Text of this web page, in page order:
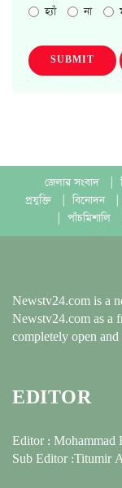
হ্যাঁ না
SUBMIT
জেলার সংবাদ
প্রযুক্তি
বিনোদন
পাঁচমিশালি
Newstv24.com is a
Newstv24.com as a
completely open
EDITOR
Editor : Mohammad
Sub Editor :Titumir